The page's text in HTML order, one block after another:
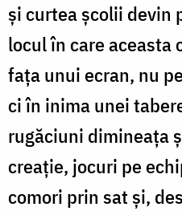
și curtea școlii devin
locul în care aceasta
fața unui ecran, nu
ci în inima unei
rugăciuni dimineața
creație, jocuri pe
comori prin sat și,